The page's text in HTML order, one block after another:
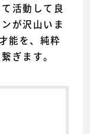
活動して良
が沢山いま
能を、純粋
ぎます。